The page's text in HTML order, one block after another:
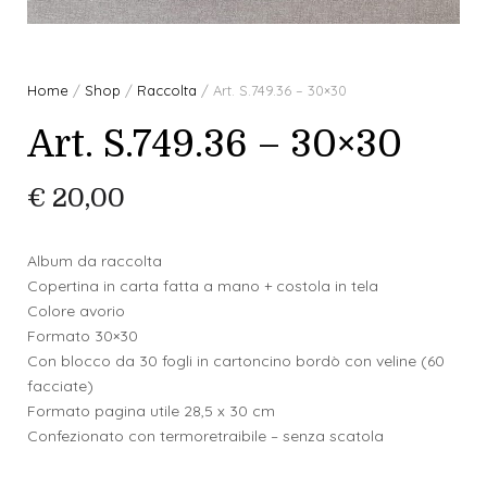
Home / Shop / Raccolta / Art. S.749.36 – 30×30
Art. S.749.36 – 30×30
€ 20,00
Album da raccolta
Copertina in carta fatta a mano + costola in tela
Colore avorio
Formato 30×30
Con blocco da 30 fogli in cartoncino bordò con veline (60
facciate)
Formato pagina utile 28,5 x 30 cm
Confezionato con termoretraibile – senza scatola